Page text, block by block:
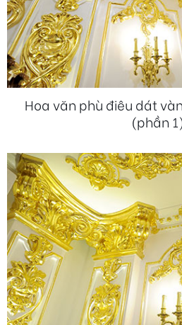
Hoa văn phù điêu dát
(phần